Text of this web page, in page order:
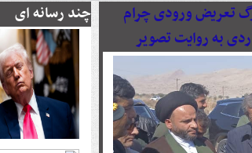
پروژه بزرگ تعریض ورودی چرام
چند رسانه ای